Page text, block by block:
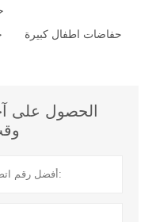
حفاضات اطفال كبيرة
الحصول على